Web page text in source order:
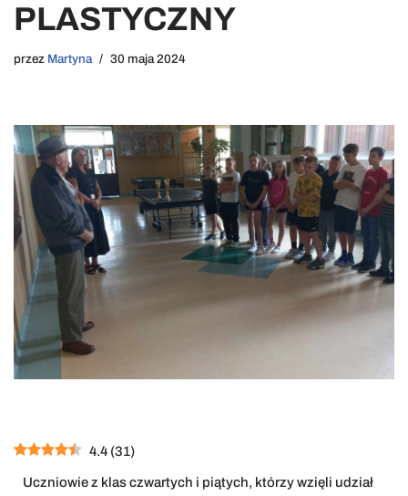
PLASTYCZNY
przez Martyna 30 maja 2024
4.4 (31)
Uczniowie z klas czwartych i piątych, którzy wzięli udział